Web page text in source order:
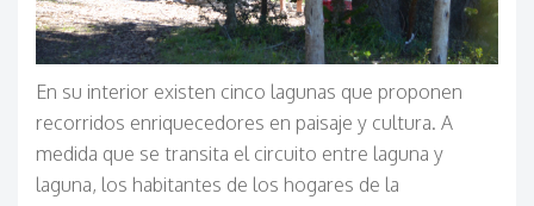
En su interior existen cinco lagunas que proponen
recorridos enriquecedores en paisaje y cultura. A
medida que se transita el circuito entre laguna y
laguna, los habitantes de los hogares de la